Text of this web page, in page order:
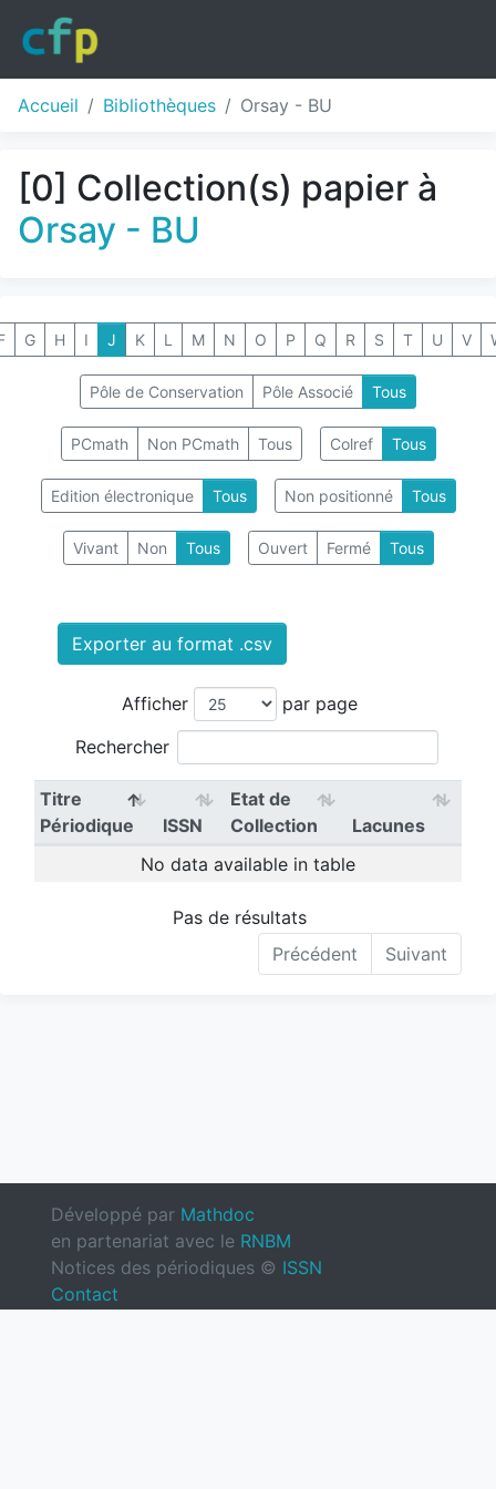
Accueil Bibliothèques Orsay - BU
[0] Collection(s) papier à
Orsay - BU
G H I J K L M N O P Q R S T U V
Pôle de Conservation Pôle Associé Tous
PCmath Non PCmath Tous Colref Tous
Edition électronique Tous Non positionné Tous
Vivant Non Tous Ouvert Fermé Tous
Exporter au format .csv
Afficher
par page
Rechercher
Titre
Périodique
ISSN
Etat de
Collection
Lacunes
No data available in table
Pas de résultats
Précédent
Suivant
Développé par Mathdoc
en partenariat avec le RNBM
Notices des périodiques © ISSN
Contact